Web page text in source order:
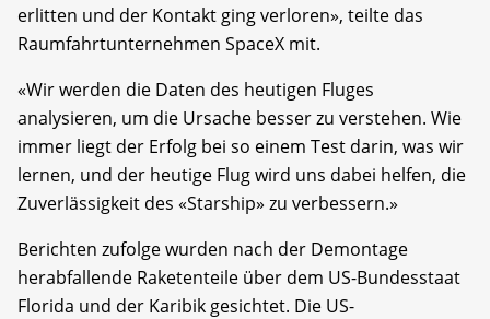
erlitten und der Kontakt ging verloren», teilte das
Raumfahrtunternehmen SpaceX mit.
«Wir werden die Daten des heutigen Fluges
analysieren, um die Ursache besser zu verstehen. Wie
immer liegt der Erfolg bei so einem Test darin, was wir
lernen, und der heutige Flug wird uns dabei helfen, die
Zuverlässigkeit des «Starship» zu verbessern.»
Berichten zufolge wurden nach der Demontage
herabfallende Raketenteile über dem US-Bundesstaat
Florida und der Karibik gesichtet. Die US-